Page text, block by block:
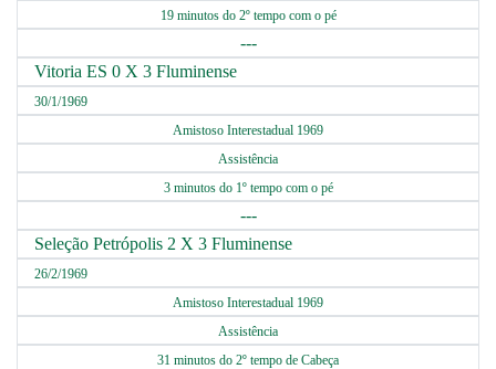
19 minutos do 2º tempo com o pé
---
Vitoria ES 0 X 3 Fluminense
30/1/1969
Amistoso Interestadual 1969
Assistência
3 minutos do 1º tempo com o pé
---
Seleção Petrópolis 2 X 3 Fluminense
26/2/1969
Amistoso Interestadual 1969
Assistência
31 minutos do 2º tempo de Cabeça